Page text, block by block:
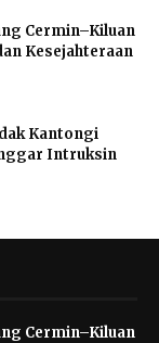
Cermin–Kiluan
Kesejahteraan
Kantongi
Intruksin
Cermin–Kiluan